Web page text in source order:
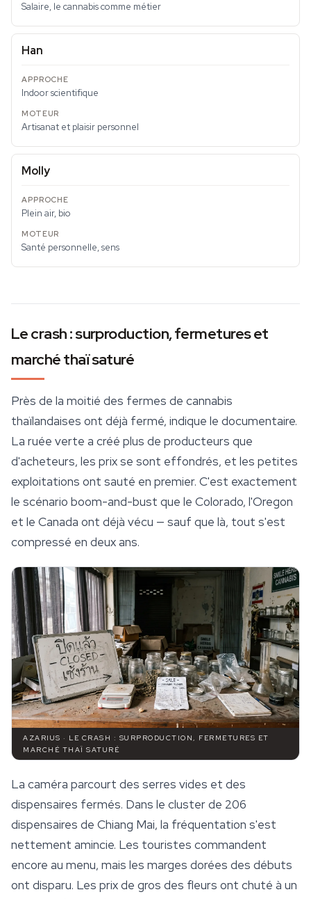
Salaire, le cannabis comme métier
Han
Indoor scientifique
Artisanat et plaisir personnel
Molly
Plein air, bio
Santé personnelle, sens
Le crash : surproduction, fermetures et
marché thaï saturé
Près de la moitié des fermes de cannabis
thaïlandaises ont déjà fermé, indique le documentaire.
La ruée verte a créé plus de producteurs que
d'acheteurs, les prix se sont effondrés, et les petites
exploitations ont sauté en premier. C'est exactement
le scénario boom-and-bust que le Colorado, l'Oregon
et le Canada ont déjà vécu — sauf que là, tout s'est
compressé en deux ans.
AZARIUS · LE CRASH : SURPRODUCTION, FERMETURES ET
MARCHÉ THAÏ SATURÉ
La caméra parcourt des serres vides et des
dispensaires fermés. Dans le cluster de 206
dispensaires de Chiang Mai, la fréquentation s'est
nettement amincie. Les touristes commandent
encore au menu, mais les marges dorées des débuts
ont disparu. Les prix de gros des fleurs ont chuté à un